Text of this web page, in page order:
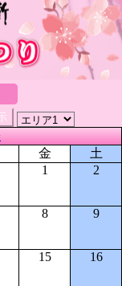
金
土
1
2
8 9
15 16